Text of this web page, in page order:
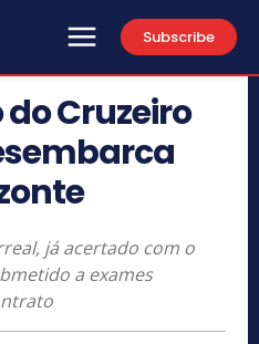
Subscribe
Cruzeiro
já acertado com o
a exames